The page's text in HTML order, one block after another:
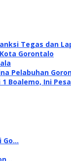
Tegas dan
Gorontalo
Pelabuhan
Boalemo, Ini
Go…